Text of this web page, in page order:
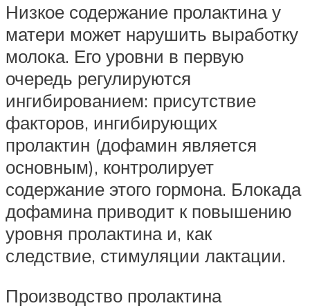
Низкое содержание пролактина у
матери может нарушить выработку
молока. Его уровни в первую
очередь регулируются
ингибированием: присутствие
факторов, ингибирующих
пролактин (дофамин является
основным), контролирует
содержание этого гормона. Блокада
дофамина приводит к повышению
уровня пролактина и, как
следствие, стимуляции лактации.
Производство пролактина